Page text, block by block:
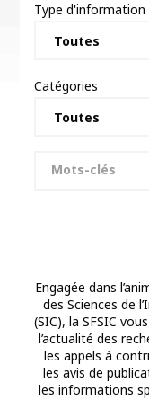
Type d'information
Catégories
Mots-clés
Engagée dans
des Sciences de
(SIC), la SFSIC
l’actualité des
les appels à
les avis de
les informations